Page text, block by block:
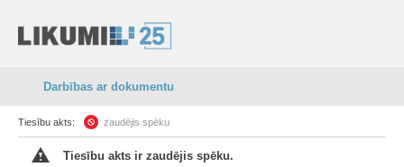
Darbības ar dokumentu
Tiesību akts: zaudējis spēku
Tiesību akts ir zaudējis spēku.